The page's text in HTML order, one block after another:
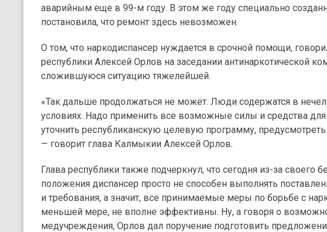
аварийным еще в 99-м году. В этом же году специально
постановила, что ремонт здесь невозможен.
О том, что наркодиспансер нуждается в срочной помощи,
республики Алексей Орлов на заседании антинаркотической
сложившуюся ситуацию тяжелейшей.
«Так дальше продолжаться не может. Люди содержатся в
условиях. Надо применить все возможные силы и средства для
уточнить республиканскую целевую программу, предусмотреть
— говорит глава Калмыкии Алексей Орлов.
Глава республики также подчеркнул, что сегодня из-за своего
положения диспансер просто не способен выполнять
и требования, а значит, все принимаемые меры по борьбе с
меньшей мере, не вполне эффективны. Ну, а говоря о
медучреждения, Орлов дал поручение подготовить